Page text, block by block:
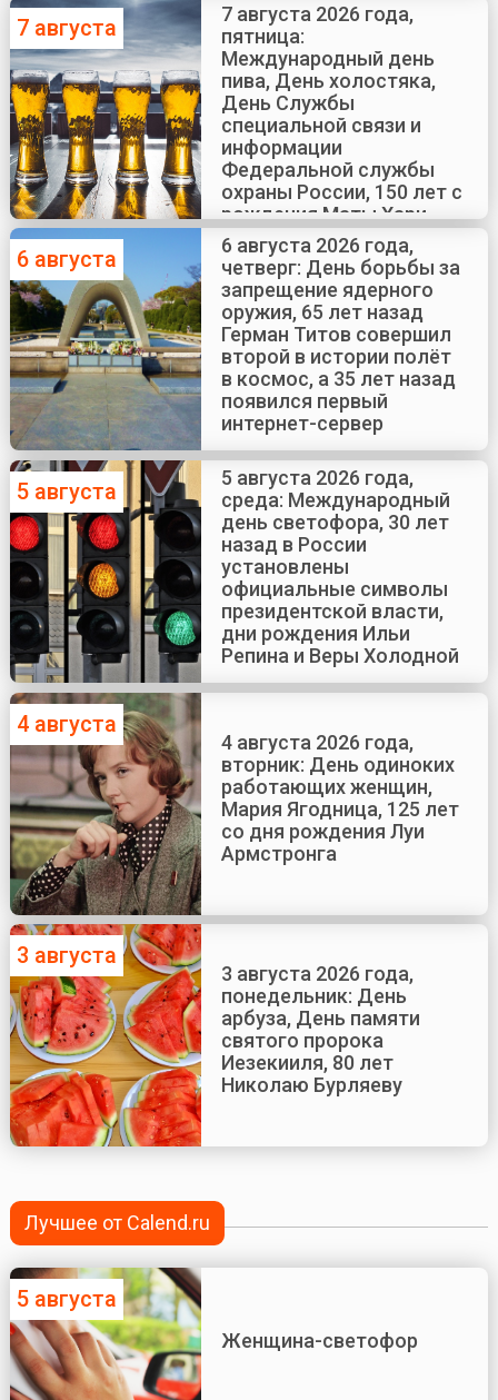
7 августа
7 августа 2026 года,
пятница:
Международный день
пива, День холостяка,
День Службы
специальной связи и
информации
Федеральной службы
охраны России, 150 лет с
рождения Маты Хари
6 августа
6 августа 2026 года,
четверг: День борьбы за
запрещение ядерного
оружия, 65 лет назад
Герман Титов совершил
второй в истории полёт
в космос, а 35 лет назад
появился первый
интернет-сервер
5 августа
5 августа 2026 года,
среда: Международный
день светофора, 30 лет
назад в России
установлены
официальные символы
президентской власти,
дни рождения Ильи
Репина и Веры Холодной
4 августа
4 августа 2026 года,
вторник: День одиноких
работающих женщин,
Мария Ягодница, 125 лет
со дня рождения Луи
Армстронга
3 августа
3 августа 2026 года,
понедельник: День
арбуза, День памяти
святого пророка
Иезекииля, 80 лет
Николаю Бурляеву
Лучшее от Calend.ru
5 августа
Женщина-светофор